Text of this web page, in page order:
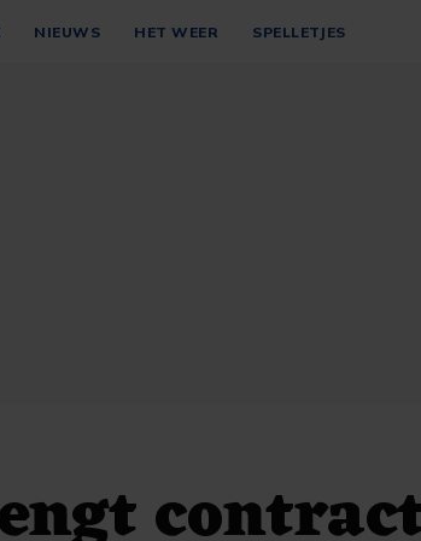
NIEUWS HET WEER SPELLETJES